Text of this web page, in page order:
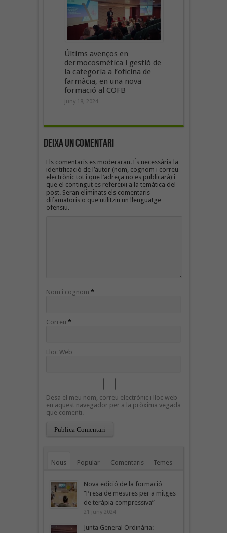
Últims avenços en
dermocosmètica i gestió de
la categoria a l’oficina de
farmàcia, en una nova
formació al COFB
juny 18, 2024
Deixa un Comentari
Els comentaris es moderaran. És necessària la
identificació de l’autor (nom, cognom i correu
electrònic tot i que l’adreça no es publicarà) i
que el contingut es refereixi a la temàtica del
post. Seran eliminats els comentaris
difamatoris o que utilitzin un llenguatge
ofensiu.
Nom i cognom *
Correu *
Lloc Web
Desa el meu nom, correu electrònic i lloc web
en aquest navegador per a la pròxima vegada
que comenti.
Nous Popular Comentaris Temes
Nova edició de la formació
“Presa de mesures per a mitges
de teràpia compressiva”
21 juny 2024
Junta General Ordinària: